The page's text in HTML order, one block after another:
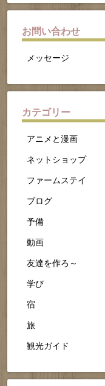
お問い合わせ
メッセージ
カテゴリー
アニメと漫画
ネットショップ
ファームステイ
ブログ
予備
動画
友達を作ろ～
学び
宿
旅
観光ガイド